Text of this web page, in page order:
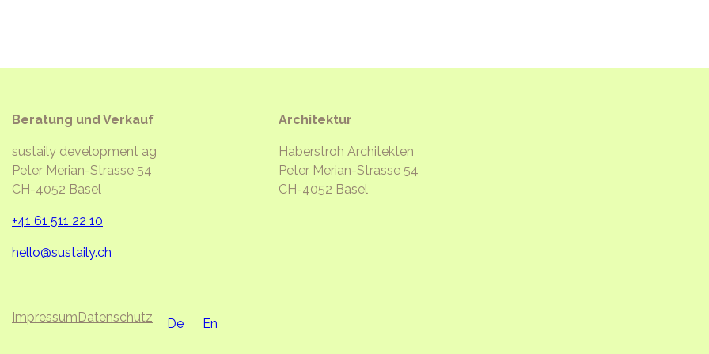
Beratung und Verkauf
sustaily development ag
Peter Merian-Strasse 54
CH-4052 Basel
+41 61 511 22 10
hello@sustaily.ch
Architektur
Haberstroh Architekten
Peter Merian-Strasse 54
CH-4052 Basel
ImpressumDatenschutz De En